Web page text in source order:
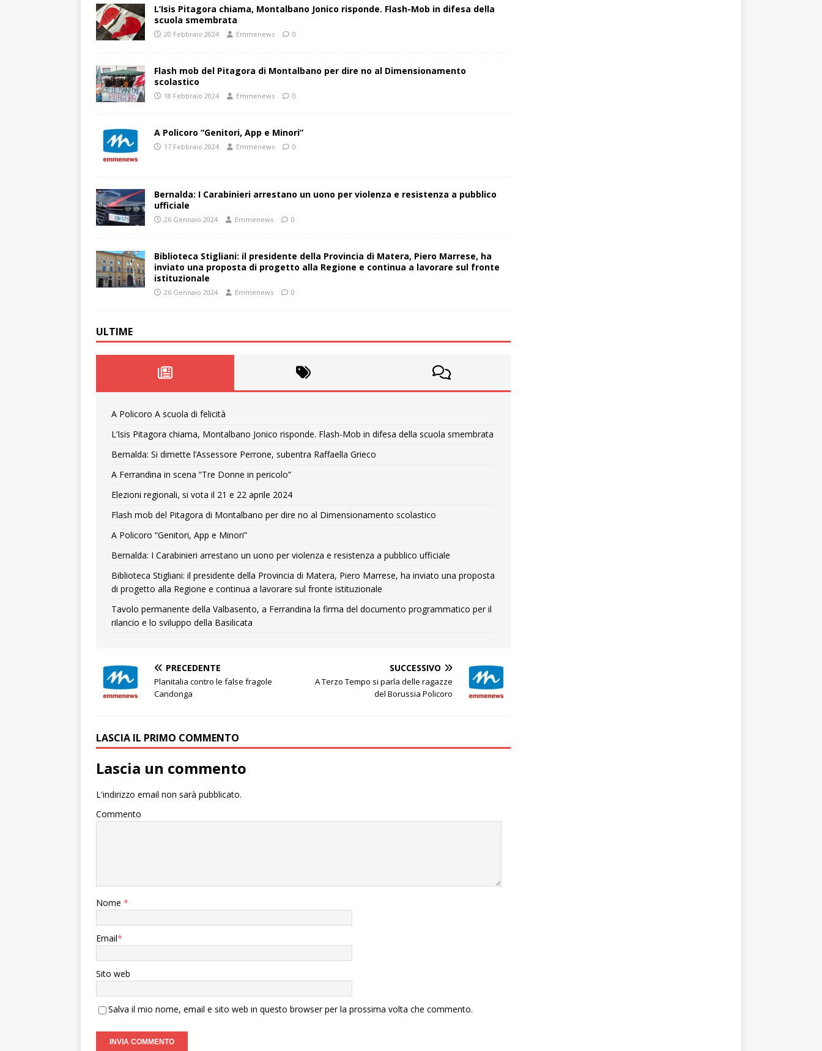
L’Isis Pitagora chiama, Montalbano Jonico risponde. Flash-Mob in difesa della
scuola smembrata
20 Febbraio 2024 Emmenews 0
Flash mob del Pitagora di Montalbano per dire no al Dimensionamento
scolastico
18 Febbraio 2024 Emmenews 0
A Policoro “Genitori, App e Minori”
17 Febbraio 2024 Emmenews 0
Bernalda: I Carabinieri arrestano un uono per violenza e resistenza a pubblico
ufficiale
26 Gennaio 2024 Emmenews 0
Biblioteca Stigliani: il presidente della Provincia di Matera, Piero Marrese, ha
inviato una proposta di progetto alla Regione e continua a lavorare sul fronte
istituzionale
26 Gennaio 2024 Emmenews 0
ULTIME
A Policoro A scuola di felicità
L’Isis Pitagora chiama, Montalbano Jonico risponde. Flash-Mob in difesa della scuola smembrata
Bernalda: Si dimette l’Assessore Perrone, subentra Raffaella Grieco
A Ferrandina in scena “Tre Donne in pericolo”
Elezioni regionali, si vota il 21 e 22 aprile 2024
Flash mob del Pitagora di Montalbano per dire no al Dimensionamento scolastico
A Policoro “Genitori, App e Minori”
Bernalda: I Carabinieri arrestano un uono per violenza e resistenza a pubblico ufficiale
Biblioteca Stigliani: il presidente della Provincia di Matera, Piero Marrese, ha inviato una proposta
di progetto alla Regione e continua a lavorare sul fronte istituzionale
Tavolo permanente della Valbasento, a Ferrandina la firma del documento programmatico per il
rilancio e lo sviluppo della Basilicata
PRECEDENTE
Planitalia contro le false fragole
Candonga
SUCCESSIVO
A Terzo Tempo si parla delle ragazze
del Borussia Policoro
LASCIA IL PRIMO COMMENTO
Lascia un commento
L'indirizzo email non sarà pubblicato.
Commento
Nome *
Email*
Sito web
Salva il mio nome, email e sito web in questo browser per la prossima volta che commento.